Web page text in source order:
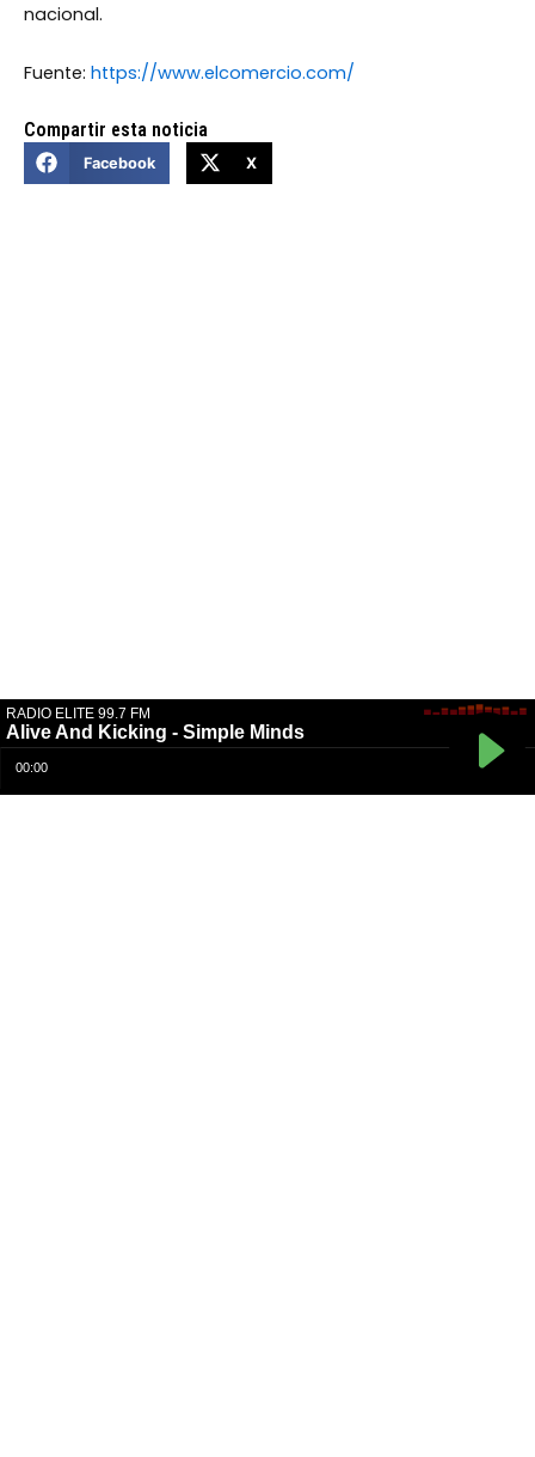
nacional.
Fuente: https://www.elcomercio.com/
Compartir esta noticia
Facebook X